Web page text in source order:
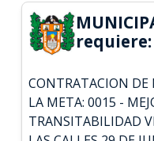
requiere:
CONTRATACION DE
LA META: 0015 -
TRANSITABILIDAD